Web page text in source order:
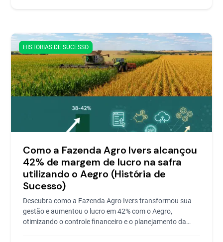
HISTORIAS DE SUCESSO
Como a Fazenda Agro Ivers alcançou
42% de margem de lucro na safra
utilizando o Aegro (História de
Sucesso)
Descubra como a Fazenda Agro Ivers transformou sua
gestão e aumentou o lucro em 42% com o Aegro,
otimizando o controle financeiro e o planejamento da